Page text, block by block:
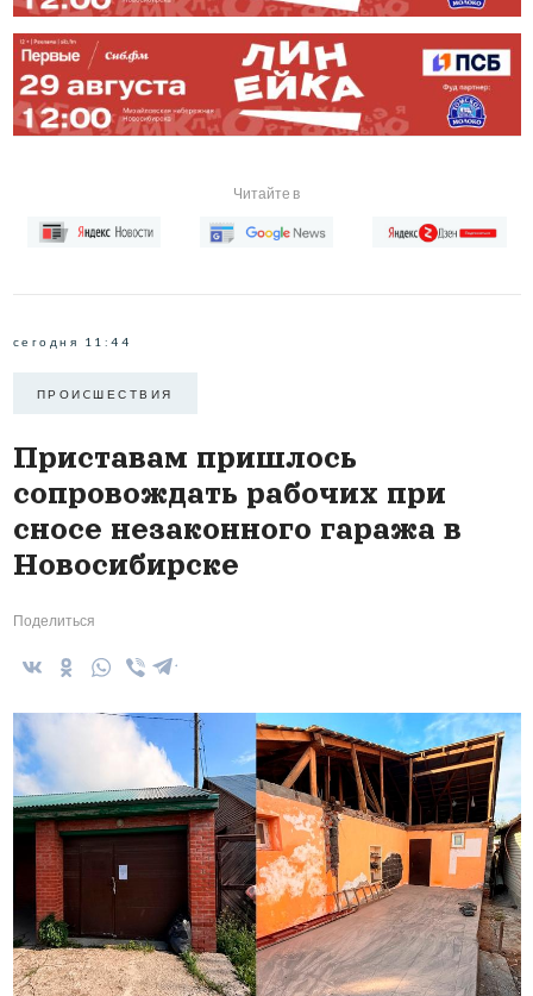
Читайте в
сегодня 11:44
ПРОИCШЕСТВИЯ
Приставам пришлось
сопровождать рабочих при
сносе незаконного гаража в
Новосибирске
Поделиться